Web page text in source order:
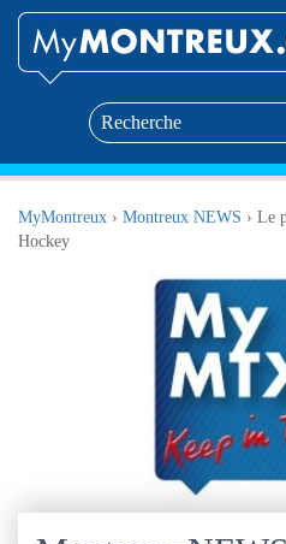
MyMontreux › Montreux NEWS › Le
Hockey